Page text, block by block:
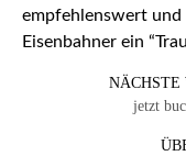
empfehlenswert und
Eisenbahner ein
NÄCHSTE
jetzt